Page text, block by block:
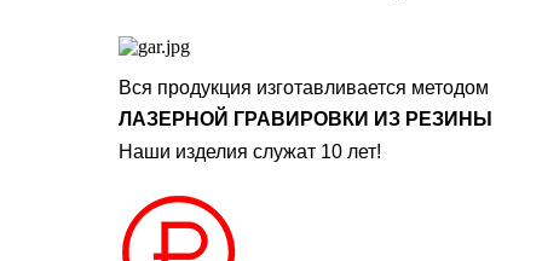
Вся продукция изготавливается методом
ЛАЗЕРНОЙ ГРАВИРОВКИ ИЗ РЕЗИНЫ
Наши изделия служат 10 лет!